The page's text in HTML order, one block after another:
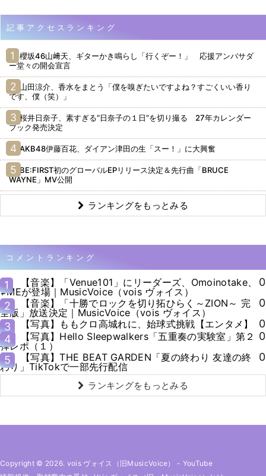
記事アクセスランキング
櫻坂46山﨑天、ギターかき鳴らし「行くぞー！」 応援アンバサダ
ー堂々の開会宣言
山田涼介、香水をまとう「僕を嗅ぎたいですよね？すごくいい香り
です、僕（笑）」
桜井日奈子、素すぎる“日奈子の１日”を切り撮る 27年カレンダー
ブック発売決定
AKB48伊藤百花、ダイアン津田の生「スー！」に大興奮
BE:FIRST初のグローバルEPリリース決定＆先行曲「BRUCE
WAYNE」MV公開
ランキングをもっとみる
コメントランキング
1
【音楽】「Venue101」にリーダーズ、Omoinotake、
≠MEが登場｜MusicVoice（vois ヴォイス）
0
2
【音楽】「十勝でロックを切り拓ひらく～ZION～ 完
全版」放送決定｜MusicVoice（vois ヴォイス）
0
3
【写真】ももクロ高城れに、始球式挑戦【エンタメ】
0
4
【写真】Hello Sleepwalkers「五重奏の実験室」第２
弾レポ（１）
0
5
【写真】THE BEAT GARDEN「夏の終わり 友達の終
わり」TikTokで一部先行配信
0
ランキングをもっとみる
Copyright © 2026. vois ヴォイス（旧MusicVoice） - YouTube